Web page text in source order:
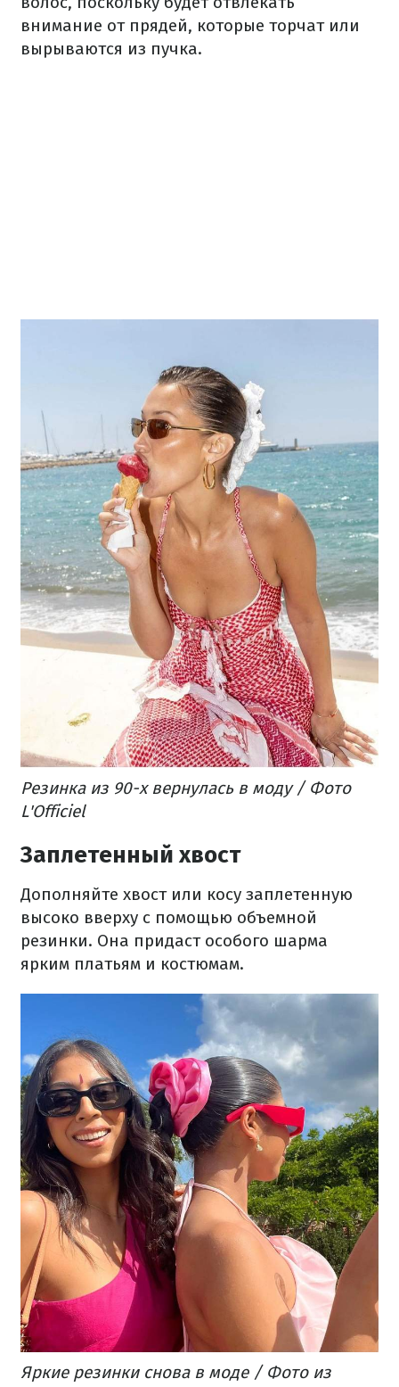
внимание от прядей, которые торчат или
вырываются из пучка.
Резинка из 90-х вернулась в моду / Фото
L'Officiel
Заплетенный хвост
Дополняйте хвост или косу заплетенную
высоко вверху с помощью объемной
резинки. Она придаст особого шарма
ярким платьям и костюмам.
Яркие резинки снова в моде / Фото из